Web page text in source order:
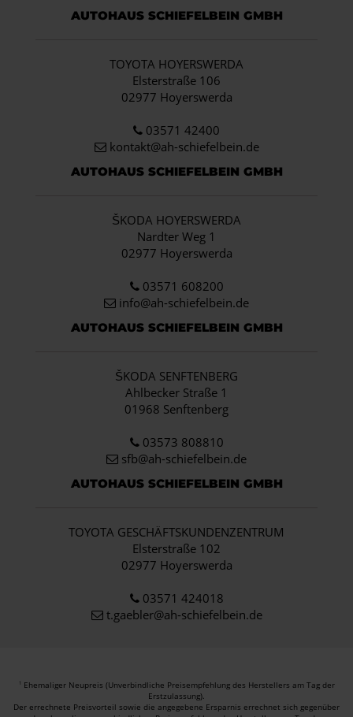
AUTOHAUS SCHIEFELBEIN GMBH
TOYOTA HOYERSWERDA
Elsterstraße 106
02977 Hoyerswerda
03571 42400
kontakt@ah-schiefelbein.de
AUTOHAUS SCHIEFELBEIN GMBH
ŠKODA HOYERSWERDA
Nardter Weg 1
02977 Hoyerswerda
03571 608200
info@ah-schiefelbein.de
AUTOHAUS SCHIEFELBEIN GMBH
ŠKODA SENFTENBERG
Ahlbecker Straße 1
01968 Senftenberg
03573 808810
sfb@ah-schiefelbein.de
AUTOHAUS SCHIEFELBEIN GMBH
TOYOTA GESCHÄFTSKUNDENZENTRUM
Elsterstraße 102
02977 Hoyerswerda
03571 424018
t.gaebler@ah-schiefelbein.de
1 Ehemaliger Neupreis (Unverbindliche Preisempfehlung des Herstellers am Tag der
Erstzulassung).
Der errechnete Preisvorteil sowie die angegebene Ersparnis errechnet sich gegenüber